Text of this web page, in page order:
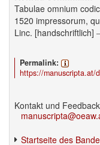
Tabulae omnium
1520 impressorum,
Linc. [handschriftlich]
Permalink:
https://manuscripta.at/
Kontakt und
Startseite des